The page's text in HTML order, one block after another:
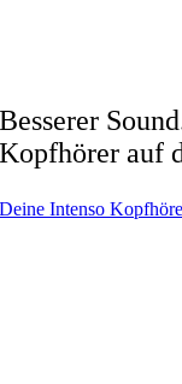
Besserer
Kopfhörer auf
Deine Intenso